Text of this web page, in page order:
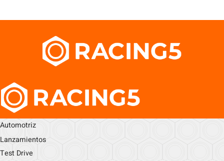
Automotriz
Lanzamientos
Test Drive